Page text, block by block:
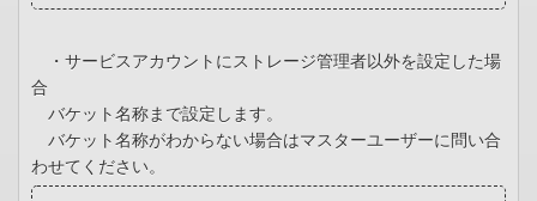
・サービスアカウントにストレージ管理者以外を設定した場
合
バケット名称まで設定します。
バケット名称がわからない場合はマスターユーザーに問い合
わせてください。